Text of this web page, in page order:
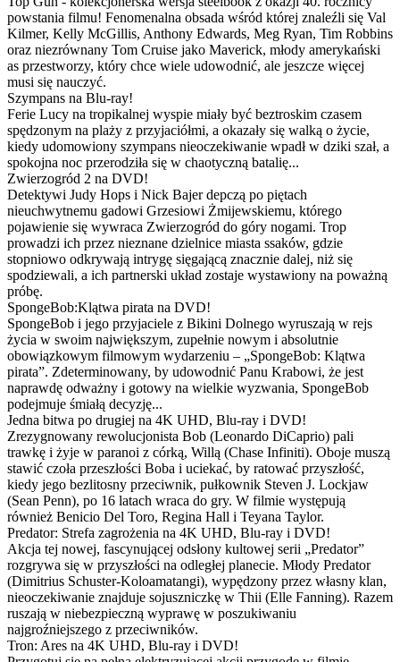
powstania filmu! Fenomenalna obsada wśród której znaleźli się Val
Kilmer, Kelly McGillis, Anthony Edwards, Meg Ryan, Tim Robbins
oraz niezrównany Tom Cruise jako Maverick, młody amerykański
as przestworzy, który chce wiele udowodnić, ale jeszcze więcej
musi się nauczyć.
Szympans na Blu-ray!
Ferie Lucy na tropikalnej wyspie miały być beztroskim czasem
spędzonym na plaży z przyjaciółmi, a okazały się walką o życie,
kiedy udomowiony szympans nieoczekiwanie wpadł w dziki szał, a
spokojna noc przerodziła się w chaotyczną batalię...
Zwierzogród 2 na DVD!
Detektywi Judy Hops i Nick Bajer depczą po piętach
nieuchwytnemu gadowi Grzesiowi Żmijewskiemu, którego
pojawienie się wywraca Zwierzogród do góry nogami. Trop
prowadzi ich przez nieznane dzielnice miasta ssaków, gdzie
stopniowo odkrywają intrygę sięgającą znacznie dalej, niż się
spodziewali, a ich partnerski układ zostaje wystawiony na poważną
próbę.
SpongeBob:Klątwa pirata na DVD!
SpongeBob i jego przyjaciele z Bikini Dolnego wyruszają w rejs
życia w swoim największym, zupełnie nowym i absolutnie
obowiązkowym filmowym wydarzeniu – „SpongeBob: Klątwa
pirata”. Zdeterminowany, by udowodnić Panu Krabowi, że jest
naprawdę odważny i gotowy na wielkie wyzwania, SpongeBob
podejmuje śmiałą decyzję...
Jedna bitwa po drugiej na 4K UHD, Blu-ray i DVD!
Zrezygnowany rewolucjonista Bob (Leonardo DiCaprio) pali
trawkę i żyje w paranoi z córką, Willą (Chase Infiniti). Oboje muszą
stawić czoła przeszłości Boba i uciekać, by ratować przyszłość,
kiedy jego bezlitosny przeciwnik, pułkownik Steven J. Lockjaw
(Sean Penn), po 16 latach wraca do gry. W filmie występują
również Benicio Del Toro, Regina Hall i Teyana Taylor.
Predator: Strefa zagrożenia na 4K UHD, Blu-ray i DVD!
Akcja tej nowej, fascynującej odsłony kultowej serii „Predator”
rozgrywa się w przyszłości na odległej planecie. Młody Predator
(Dimitrius Schuster-Koloamatangi), wypędzony przez własny klan,
nieoczekiwanie znajduje sojuszniczkę w Thii (Elle Fanning). Razem
ruszają w niebezpieczną wyprawę w poszukiwaniu
najgroźniejszego z przeciwników.
Tron: Ares na 4K UHD, Blu-ray i DVD!